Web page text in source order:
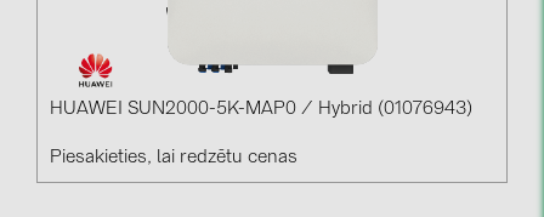
HUAWEI SUN2000-5K-MAP0 / Hybrid (01076943)
Piesakieties, lai redzētu cenas